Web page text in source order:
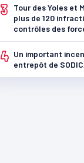
3
Tour des Yoles et
plus de 120
contrôles des
4 Un important
entrepôt de